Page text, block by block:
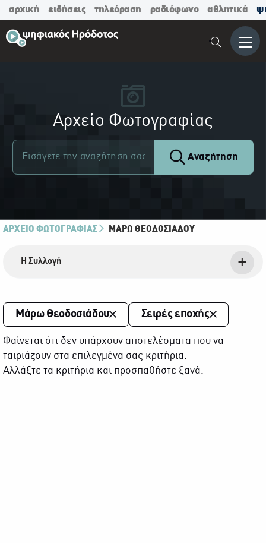
αρχική ειδήσεις τηλεόραση ραδιόφωνο αθλητικά
Μενού
Αρχείο Φωτογραφίας
Αναζήτηση
ΑΡΧΕΙΟ ΦΩΤΟΓΡΑΦΙΑΣ ΜΆΡΩ ΘΕΟΔΟΣΙΆΔΟΥ
Η Συλλογή
Μάρω Θεοδοσιάδου Σειρές εποχής
Φαίνεται ότι δεν υπάρχουν αποτελέσματα που να
ταιριάζουν στα επιλεγμένα σας κριτήρια.
Αλλάξτε τα κριτήρια και προσπαθήστε ξανά.